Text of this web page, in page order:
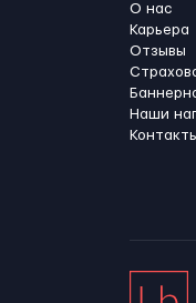
О нас
Карьера
Отзывы
Наши